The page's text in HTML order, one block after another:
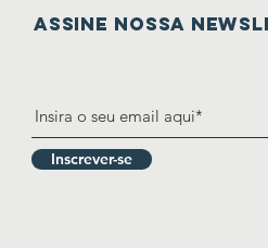
ASSINE nossa
Inscrever-se